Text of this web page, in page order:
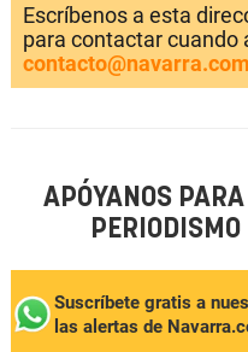
Escríbenos a esta
para contactar cuando
contacto@navarra.com
APÓYANOS
Suscríbete gratis a
las alertas de